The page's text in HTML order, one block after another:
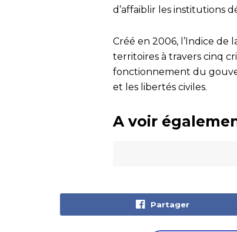
d’affaiblir les institutions
Créé en 2006, l’Indice de
territoires à travers cinq
fonctionnement du
et les libertés civiles.
A voir
Partager